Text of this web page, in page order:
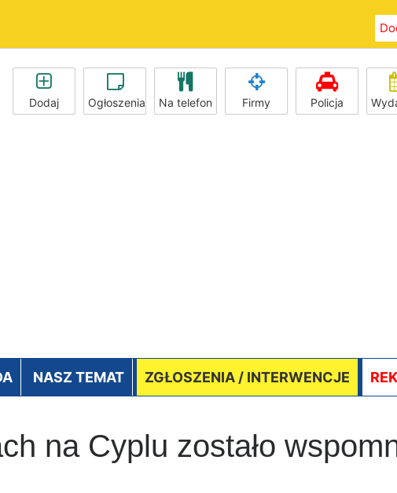
Dodaj Ogłoszenia Na telefon Firmy Policja
NASZ TEMAT ZGŁOSZENIA / INTERWENCJE
na Cyplu zostało